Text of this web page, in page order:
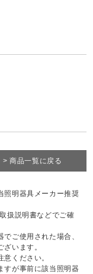
> 商品一覧に戻る
照明器具メーカー推奨
扱説明書などでご確
ご使用された場合、
います。
ください。
すが事前に該当照明器